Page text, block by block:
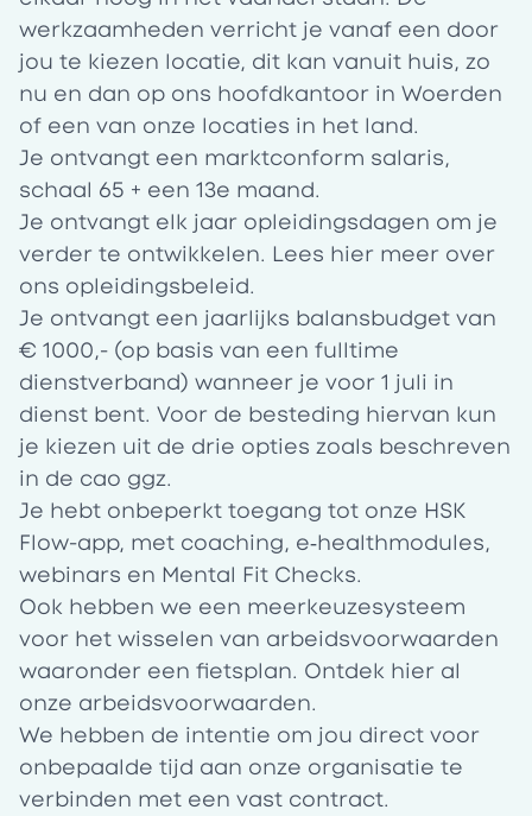
werkzaamheden verricht je vanaf een door
jou te kiezen locatie, dit kan vanuit huis, zo
nu en dan op ons hoofdkantoor in Woerden
of een van onze locaties in het land.
Je ontvangt een marktconform salaris,
schaal 65 + een 13e maand.
Je ontvangt elk jaar opleidingsdagen om je
verder te ontwikkelen. Lees hier meer over
ons opleidingsbeleid.
Je ontvangt een jaarlijks balansbudget van
€ 1000,- (op basis van een fulltime
dienstverband) wanneer je voor 1 juli in
dienst bent. Voor de besteding hiervan kun
je kiezen uit de drie opties zoals beschreven
in de cao ggz.
Je hebt onbeperkt toegang tot onze HSK
Flow-app, met coaching, e‑healthmodules,
webinars en Mental Fit Checks.
Ook hebben we een meerkeuzesysteem
voor het wisselen van arbeidsvoorwaarden
waaronder een fietsplan. Ontdek hier al
onze arbeidsvoorwaarden.
We hebben de intentie om jou direct voor
onbepaalde tijd aan onze organisatie te
verbinden met een vast contract.